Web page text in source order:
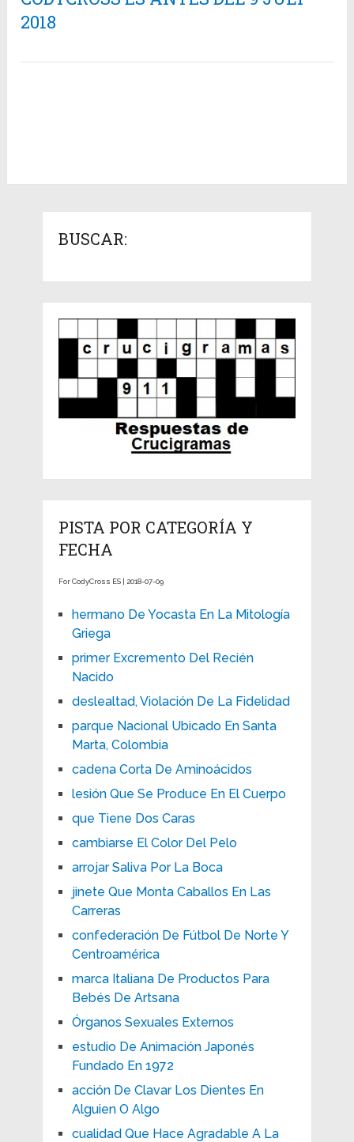
2018
BUSCAR:
PISTA POR CATEGORÍA Y
FECHA
For CodyCross ES | 2018-07-09
hermano De Yocasta En La Mitología
Griega
primer Excremento Del Recién
Nacido
deslealtad, Violación De La Fidelidad
parque Nacional Ubicado En Santa
Marta, Colombia
cadena Corta De Aminoácidos
lesión Que Se Produce En El Cuerpo
que Tiene Dos Caras
cambiarse El Color Del Pelo
arrojar Saliva Por La Boca
jinete Que Monta Caballos En Las
Carreras
confederación De Fútbol De Norte Y
Centroamérica
marca Italiana De Productos Para
Bebés De Artsana
Órganos Sexuales Externos
estudio De Animación Japonés
Fundado En 1972
acción De Clavar Los Dientes En
Alguien O Algo
cualidad Que Hace Agradable A La